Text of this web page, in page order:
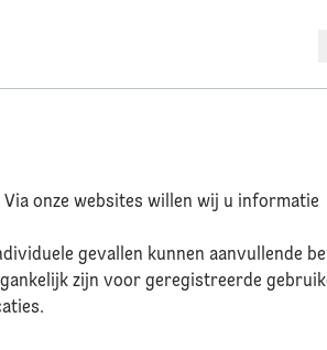
Via onze websites willen wij u informatie
gevallen kunnen aanvullende
zijn voor geregistreerde